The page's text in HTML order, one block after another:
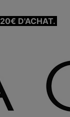
D'ACHAT.